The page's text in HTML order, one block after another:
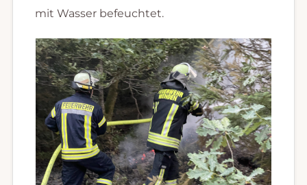
mit Wasser befeuchtet.